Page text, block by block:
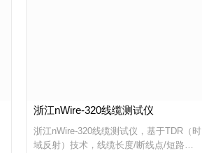
浙江nWire-320线缆测试仪
浙江nWire-320线缆测试仪，基于TDR（时
域反射）技术，线缆长度/断线点/短路点